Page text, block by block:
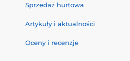
Sprzedaż hurtowa
Artykuły i aktualności
Oceny i recenzje